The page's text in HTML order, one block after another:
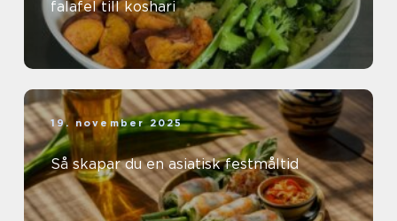
falafel till koshari
19. november 2025
Så skapar du en asiatisk festmåltid